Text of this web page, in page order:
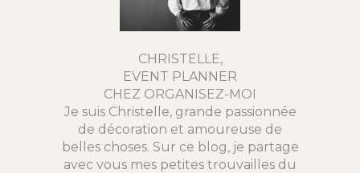
CHRISTELLE,
EVENT PLANNER
CHEZ ORGANISEZ-MOI
Je suis Christelle, grande passionnée
de décoration et amoureuse de
belles choses. Sur ce blog, je partage
avec vous mes petites trouvailles du